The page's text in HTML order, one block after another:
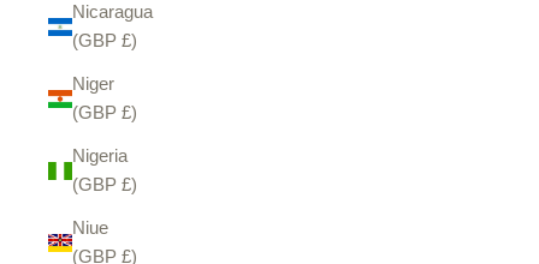
Nicaragua
(GBP £)
Niger
(GBP £)
Nigeria
(GBP £)
Niue
(GBP £)